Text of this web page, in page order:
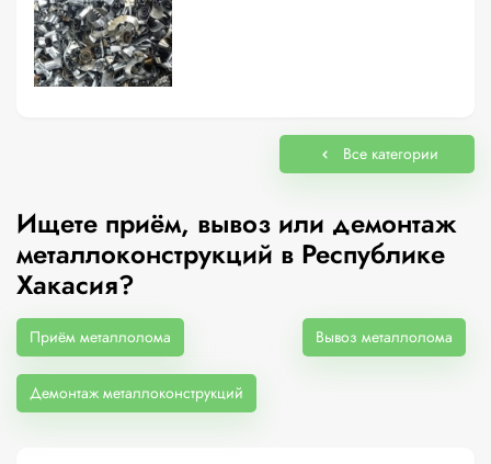
Все категории
Ищете приём, вывоз или демонтаж
металлоконструкций в Республике
Хакасия?
Приём металлолома Вывоз металлолома
Демонтаж металлоконструкций